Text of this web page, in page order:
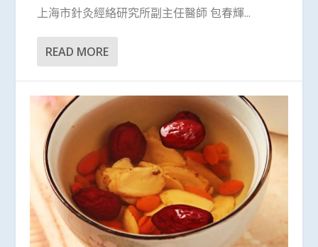
上海市針灸經絡研究所副主任醫師 包春輝...
READ MORE